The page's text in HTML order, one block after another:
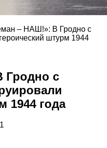
– НАШ!»: В Гродно с
штурм 1944
Гродно с
1944 года